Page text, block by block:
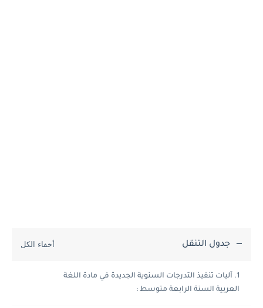
جدول التنقل
آليات تنفيذ التدرجات السنوية الجديدة في مادة اللغة
العربية السنة الرابعة متوسط :